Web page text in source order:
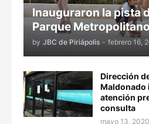
Inauguraron la pista
Parque
by JBC de Piriápolis - febrero 16,
Dirección
Maldonado
atención
consulta
mayo 13, 2020